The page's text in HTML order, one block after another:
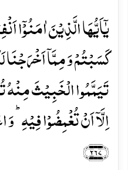
یٰۤاَیُّہَا الَّذِیۡنَ اٰمَنُوۡۤا
کَسَبۡتُمۡ وَ مِمَّاۤ
تَیَمَّمُوا الۡخَبِیۡثَ
اِلَّاۤ اَنۡ تُغۡمِضُوۡا فِیۡہِ
﴿۲۶۷﴾